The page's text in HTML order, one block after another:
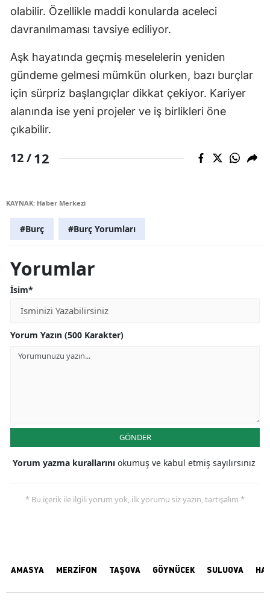
olabilir. Özellikle maddi konularda aceleci
davranılmaması tavsiye ediliyor.
Aşk hayatında geçmiş meselelerin yeniden
gündeme gelmesi mümkün olurken, bazı burçlar
için sürpriz başlangıçlar dikkat çekiyor. Kariyer
alanında ise yeni projeler ve iş birlikleri öne
çıkabilir.
12 /12
KAYNAK: Haber Merkezi
#Burç #Burç Yorumları
Yorumlar
İsim*
Yorum Yazın (500 Karakter)
GÖNDER
Yorum yazma kurallarını okumuş ve kabul etmiş sayılırsınız
* Bu içerik ile ilgili yorum yok, ilk yorumu siz yazın, tartışalım *
AMASYA MERZİFON TAŞOVA GÖYNÜCEK SULUOVA